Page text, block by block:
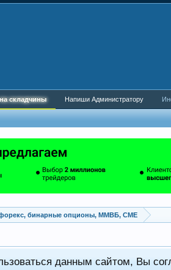
бинарные опционы, ММВБ, CME
данным сайтом, Вы
складчины Напиши Администратору